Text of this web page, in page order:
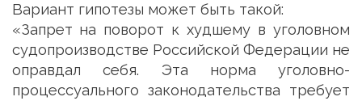
Вариант гипотезы может быть такой:
«Запрет на поворот к худшему в уголовном
судопроизводстве Российской Федерации не
оправдал себя. Эта норма уголовно-
процессуального законодательства требует